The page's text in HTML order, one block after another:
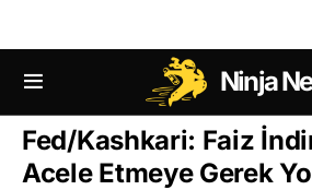
Ninja
MAKRO EKONOMI HABERLERI
Fed/Kashkari: Faiz
Acele Etmeye Gerek